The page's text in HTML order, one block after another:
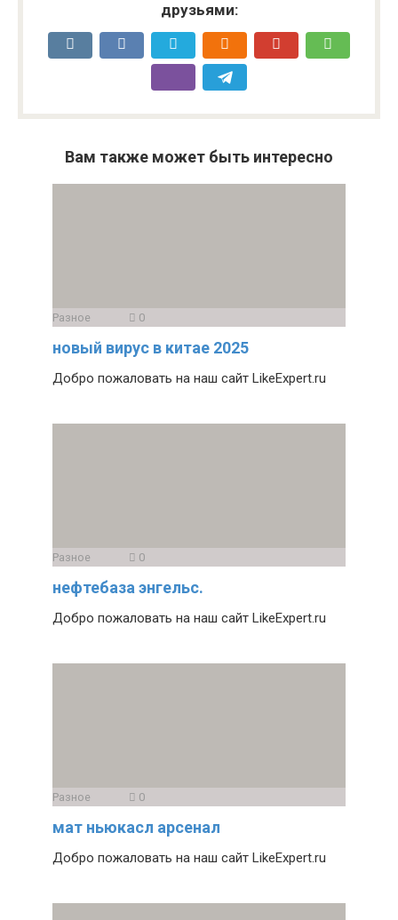
друзьями:
Вам также может быть интересно
Разное 0
новый вирус в китае 2025
Добро пожаловать на наш сайт LikeExpert.ru
Разное 0
нефтебаза энгельс.
Добро пожаловать на наш сайт LikeExpert.ru
Разное 0
мат ньюкасл арсенал
Добро пожаловать на наш сайт LikeExpert.ru